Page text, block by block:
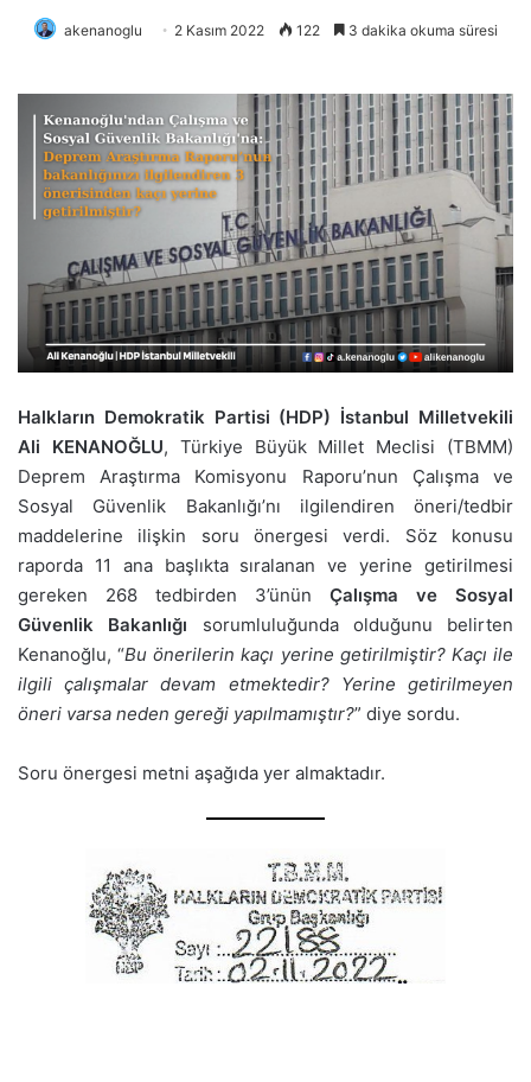
akenanoglu 2 Kasım 2022 122 3 dakika okuma süresi
Halkların Demokratik Partisi (HDP) İstanbul Milletvekili
Ali KENANOĞLU, Türkiye Büyük Millet Meclisi (TBMM)
Deprem Araştırma Komisyonu Raporu’nun Çalışma ve
Sosyal Güvenlik Bakanlığı’nı ilgilendiren öneri/tedbir
maddelerine ilişkin soru önergesi verdi. Söz konusu
raporda 11 ana başlıkta sıralanan ve yerine getirilmesi
gereken 268 tedbirden 3’ünün Çalışma ve Sosyal
Güvenlik Bakanlığı sorumluluğunda olduğunu belirten
Kenanoğlu, “Bu önerilerin kaçı yerine getirilmiştir? Kaçı ile
ilgili çalışmalar devam etmektedir? Yerine getirilmeyen
öneri varsa neden gereği yapılmamıştır?” diye sordu.
Soru önergesi metni aşağıda yer almaktadır.